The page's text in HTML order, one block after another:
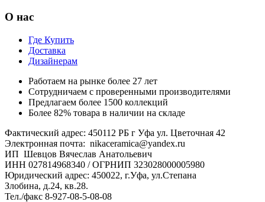
О нас
Где Купить
Доставка
Дизайнерам
Работаем на рынке более 27 лет
Сотрудничаем с проверенными производителями
Предлагаем более 1500 коллекций
Более 82% товара в наличии на складе
Фактический адрес: 450112 РБ г Уфа ул. Цветочная 42
Электронная почта: nikaceramica@yandex.ru
ИП Шевцов Вячеслав Анатольевич
ИНН 027814968340 / ОГРНИП 323028000005980
Юридический адрес: 450022, г.Уфа, ул.Степана
Злобина, д.24, кв.28.
Тел./факс 8-927-08-5-08-08